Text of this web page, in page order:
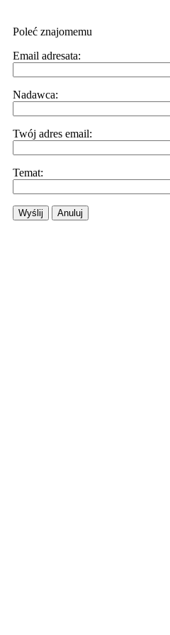
Poleć znajomemu
Email adresata:
Nadawca:
Twój adres email:
Temat:
Wyślij Anuluj